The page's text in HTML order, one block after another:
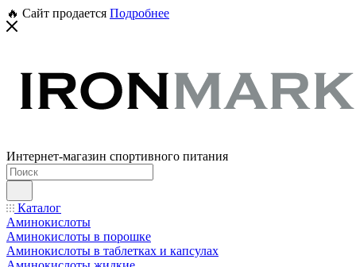
🔥 Сайт продается Подробнее
Интернет-магазин спортивного питания
Каталог
Аминокислоты
Аминокислоты в порошке
Аминокислоты в таблетках и капсулах